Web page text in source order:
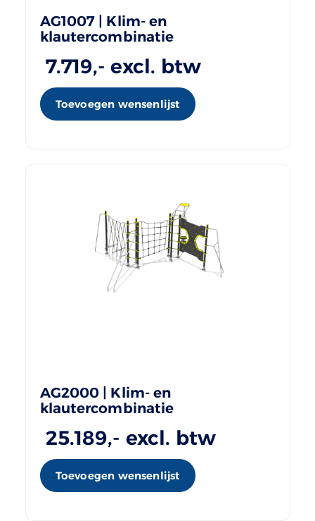
AG1007 | Klim- en
klautercombinatie
7.719,- excl. btw
Toevoegen wensenlijst
AG2000 | Klim- en
klautercombinatie
25.189,- excl. btw
Toevoegen wensenlijst